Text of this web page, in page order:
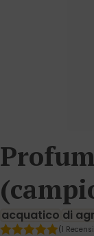
acquatico di
(1